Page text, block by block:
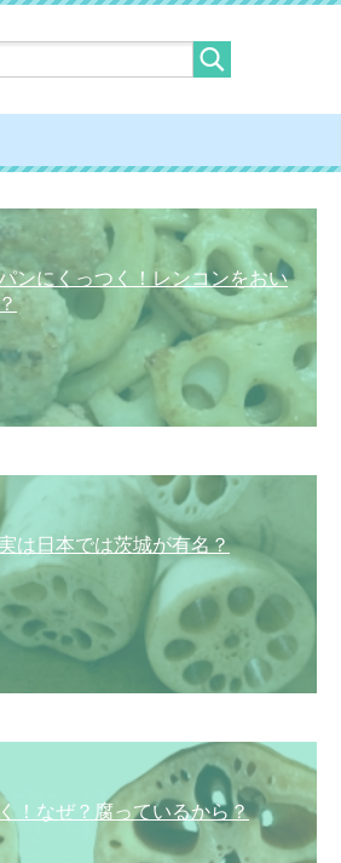
ンにくっつく！レンコンをおい
は日本では茨城が有名？
！なぜ？腐っているから？